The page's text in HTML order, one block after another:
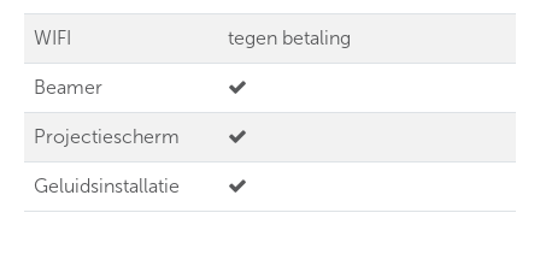
WIFI tegen betaling
Beamer
Projectiescherm
Geluidsinstallatie